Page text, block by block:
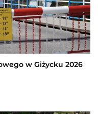
w Giżycku 2026